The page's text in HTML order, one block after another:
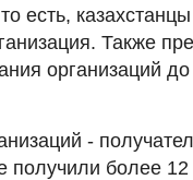
есть, казахстанцы
Также
организаций
-
получили более